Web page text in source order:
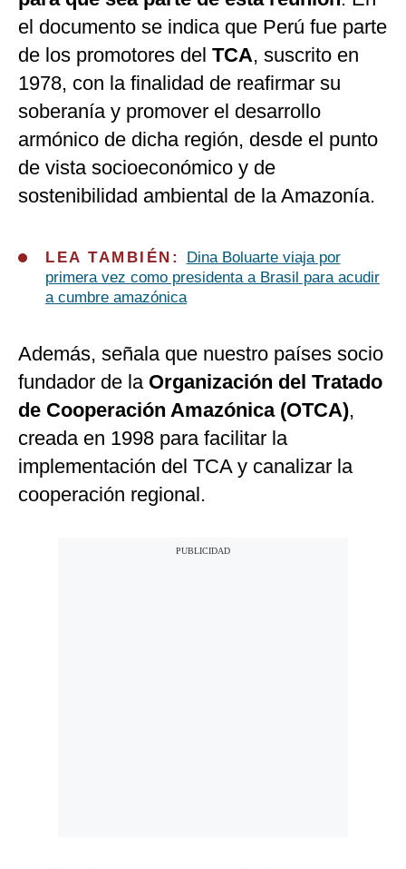
el documento se indica que Perú fue parte
de los promotores del TCA, suscrito en
1978, con la finalidad de reafirmar su
soberanía y promover el desarrollo
armónico de dicha región, desde el punto
de vista socioeconómico y de
sostenibilidad ambiental de la Amazonía.
LEA TAMBIÉN:
Dina Boluarte viaja por
primera vez como presidenta a Brasil para acudir
a cumbre amazónica
Además, señala que nuestro países socio
fundador de la Organización del Tratado
de Cooperación Amazónica (OTCA),
creada en 1998 para facilitar la
implementación del TCA y canalizar la
cooperación regional.